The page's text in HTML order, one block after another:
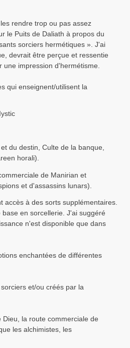
rendre trop ou pas assez
le Puits de Daliath à propos du
sorciers hermétiques ». J'ai
devrait être perçue et ressentie
impression d'hermétisme.
qui enseignent/utilisent la
du destin, Culte de la banque,
horali).
de Manirian et
et d'assassins lunars).
accès à des sorts supplémentaires.
en sorcellerie. J'ai suggéré
n'est disponible que dans
enchantées de différentes
et/ou créés par la
la route commerciale de
les alchimistes, les